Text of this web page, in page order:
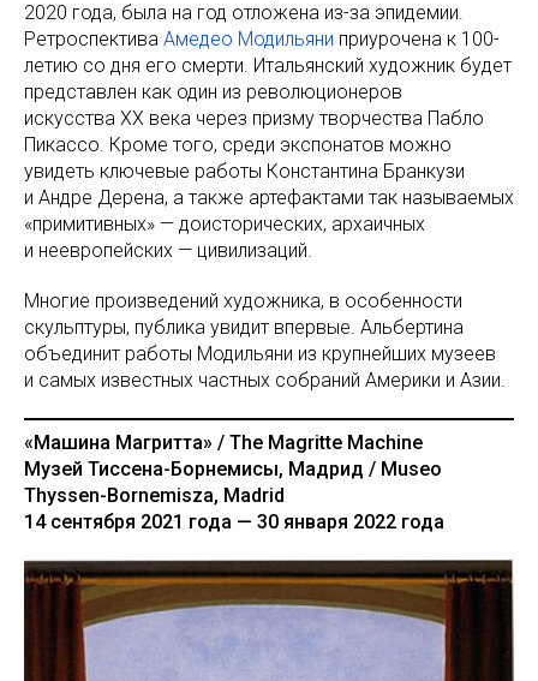
2020 года, была на год отложена из-за эпидемии.
Ретроспектива Амедео Модильяни приурочена к 100-
летию со дня его смерти. Итальянский художник будет
представлен как один из революционеров
искусства XX века через призму творчества Пабло
Пикассо. Кроме того, среди экспонатов можно
увидеть ключевые работы Константина Бранкузи
и Андре Дерена, а также артефактами так называемых
«примитивных» — доисторических, архаичных
и неевропейских — цивилизаций.
Многие произведений художника, в особенности
скульптуры, публика увидит впервые. Альбертина
объединит работы Модильяни из крупнейших музеев
и самых известных частных собраний Америки и Азии.
«Машина Магритта» / The Magritte Machine
Музей Тиссена-Борнемисы, Мадрид / Museo
Thyssen-Bornemisza, Madrid
14 сентября 2021 года — 30 января 2022 года